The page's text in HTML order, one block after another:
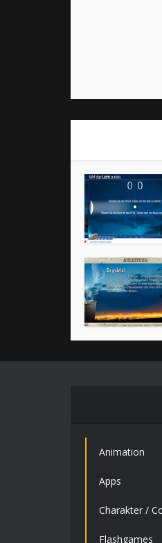
Animation
Apps
Charakter /
Flashgames